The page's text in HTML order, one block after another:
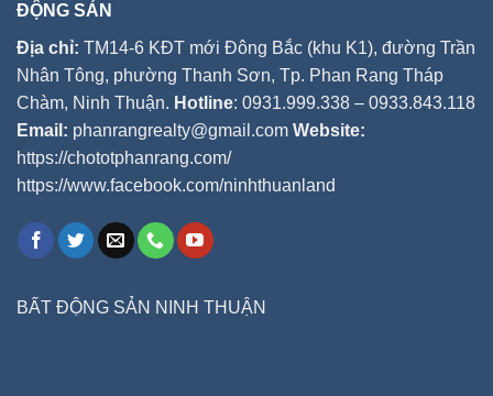
ĐỘNG SẢN
Địa chỉ: TM14-6 KĐT mới Đông Bắc (khu K1), đường Trần
Nhân Tông, phường Thanh Sơn, Tp. Phan Rang Tháp
Chàm, Ninh Thuận. Hotline: 0931.999.338 – 0933.843.118
Email: phanrangrealty@gmail.com Website:
https://chototphanrang.com/
https://www.facebook.com/ninhthuanland
BẤT ĐỘNG SẢN NINH THUẬN